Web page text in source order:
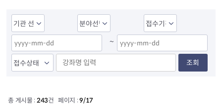
~
조회
총 게시물 : 243건 페이지 :9/17